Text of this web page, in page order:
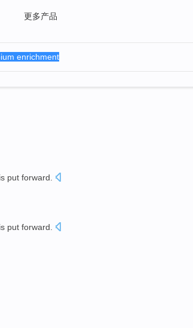
更多产品
is put forward.
is put forward.